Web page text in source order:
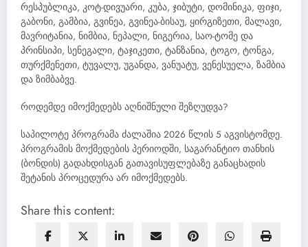
რესპუბლიკა, კოტ-დივუარი, კუბა, ჯიბუტი, დომინიკა, ფიჯი,
გაბონი, გამბია, გვინეა, გვინეა-ბისაუ, ყირგიზეთი, მალავი,
მავრიტანია, ნიმბია, ნეპალი, ნიგერია, საო-ტომე და
პრინსიპი, სენეგალი, ტაჯიკეთი, ტანზანია, ტოგო, ტონგა,
თურქმენეთი, ტუვალუ, უგანდა, ვანუატუ, ვენესუელა, ზამბია
და ზიმბაბვე.
როდემდე იმოქმედებს აღნიშნული შეზღუდვა?
საპილოტე პროგრამა ძალაშია 2026 წლის 5 აგვისტომდე.
პროგრამის მოქმედების პერიოდში, საგარანტიო თანხის
(ბონდის) გადახდისგან გათავისუფლებაზე განაცხადის
შეტანის პროცედურა არ იმოქმედებს.
Share this content: